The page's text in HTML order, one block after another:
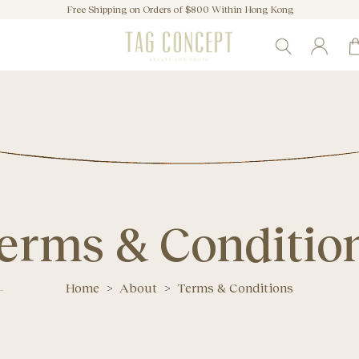
Free Shipping on Orders of $800 Within Hong Kong
&
Home > About > Terms & Conditions